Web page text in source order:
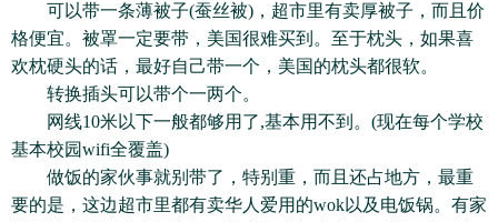
可以带一条薄被子(蚕丝被)，超市里有卖厚被子，而且价
格便宜。被罩一定要带，美国很难买到。至于枕头，如果喜
欢枕硬头的话，最好自己带一个，美国的枕头都很软。
转换插头可以带个一两个。
网线10米以下一般都够用了,基本用不到。(现在每个学校
基本校园wifi全覆盖)
做饭的家伙事就别带了，特别重，而且还占地方，最重
要的是，这边超市里都有卖华人爱用的wok以及电饭锅。有家